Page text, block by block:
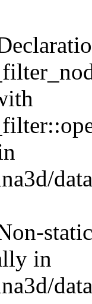
in